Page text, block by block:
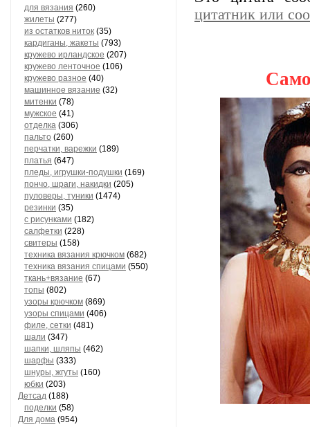
для вязания (260)
жилеты (277)
из остатков ниток (35)
кардиганы, жакеты (793)
кружево ирландское (207)
кружево ленточное (106)
кружево разное (40)
машинное вязание (32)
митенки (78)
мужское (41)
отделка (306)
пальто (260)
перчатки, варежки (189)
платья (647)
пледы, игрушки-подушки (169)
пончо, шраги, накидки (205)
пуловеры, туники (1474)
резинки (35)
с рисунками (182)
салфетки (228)
свитеры (158)
техника вязания крючком (682)
техника вязания спицами (550)
ткань+вязание (67)
топы (802)
узоры крючком (869)
узоры спицами (406)
филе, сетки (481)
шали (347)
шапки, шляпы (462)
шарфы (333)
шнуры, жгуты (160)
юбки (203)
Детсад (188)
поделки (58)
Для дома (954)
цитатник или